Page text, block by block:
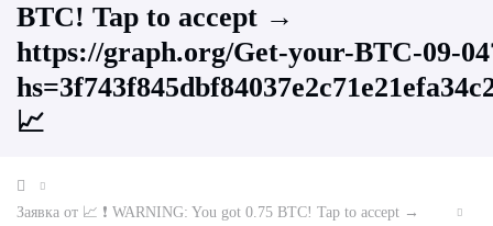
BTC! Tap to accept →
https://graph.org/Get-your-BTC-09-
📈
Заявка от 📈 ❗ WARNING: You got 0.75 BTC! Tap to accept →